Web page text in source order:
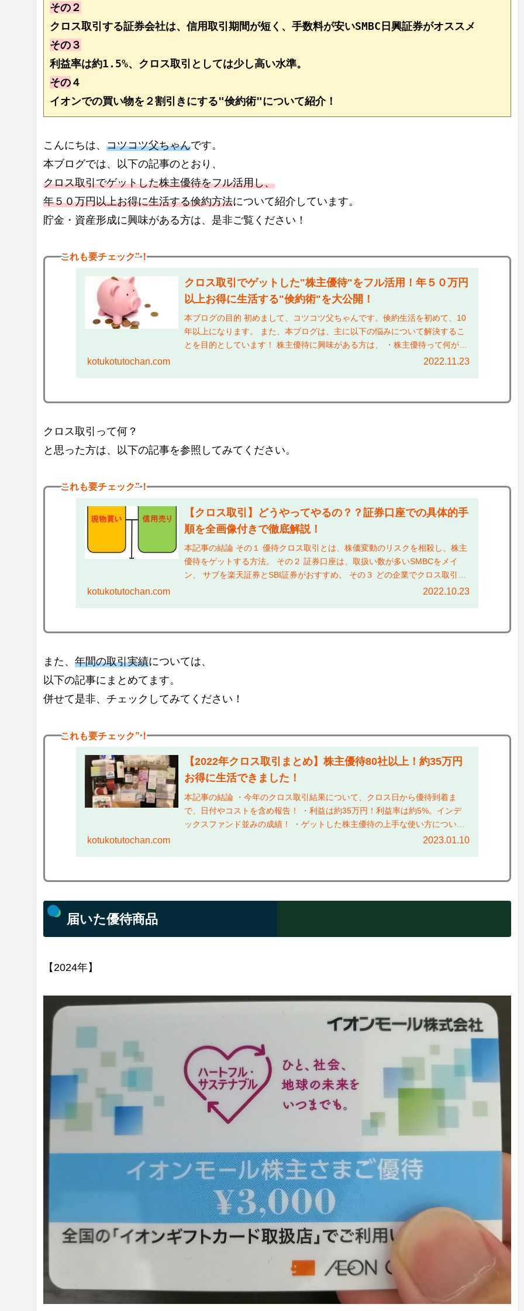
その２
クロス取引する証券会社は、信用取引期間が短く、手数料が安いSMBC日興証券がオススメ
その３
利益率は約1.5%、クロス取引としては少し高い水準。
その４
イオンでの買い物を２割引きにする"倹約術"について紹介！
こんにちは、 コツコツ父ちゃんです。
本ブログでは、以下の記事のとおり、
クロス取引でゲットした株主優待をフル活用し、
年５０万円以上お得に生活する倹約方法について紹介しています。
貯金・資産形成に興味がある方は、是非ご覧ください！
これも要チェック”！
クロス取引でゲットした"株主優待"をフル活用！年５０万円
以上お得に生活する"倹約術"を大公開！
本ブログの目的 初めまして、コツコツ父ちゃんです。倹約生活を初めて、10
年以上になります。 また、本ブログは、主に以下の悩みについて解決するこ
とを目的としています！ 株主優待に興味がある方は、 ・株主優待って何がも
kotukotutochan.com 2022.11.23
クロス取引って何？
と思った方は、以下の記事を参照してみてください。
これも要チェック”！
【クロス取引】どうやってやるの？？証券口座での具体的手
順を全画像付きで徹底解説！
本記事の結論 その１ 優待クロス取引とは、株価変動のリスクを相殺し、株主
優待をゲットする方法。 その２ 証券口座は、取扱い数が多いSMBCをメイ
ン、 サブを楽天証券とSBI証券がおすすめ。 その３ どの企業でクロス取引す
kotukotutochan.com 2022.10.23
また、 年間の取引実績については、
以下の記事にまとめてます。
併せて是非、チェックしてみてください！
これも要チェック”！
【2022年クロス取引まとめ】株主優待80社以上！約35万円
お得に生活できました！
本記事の結論 ・今年のクロス取引結果について、クロス日から優待到着ま
で、日付やコストを含め報告！ ・利益は約35万円！利益率は約5%。インデ
ックスファンド並みの成績！ ・ゲットした株主優待の上手な使い方について
kotukotutochan.com 2023.01.10
届いた優待商品
【2024年】